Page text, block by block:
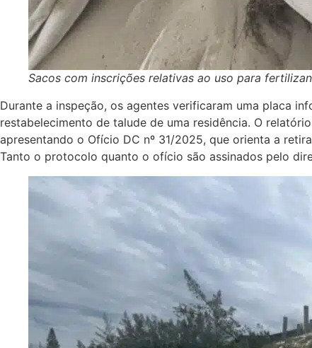
Sacos com inscrições relativas ao uso para
Durante a inspeção, os agentes verificaram uma placa
restabelecimento de talude de uma residência. O
apresentando o Ofício DC nº 31/2025, que orienta a
Tanto o protocolo quanto o ofício são assinados pelo